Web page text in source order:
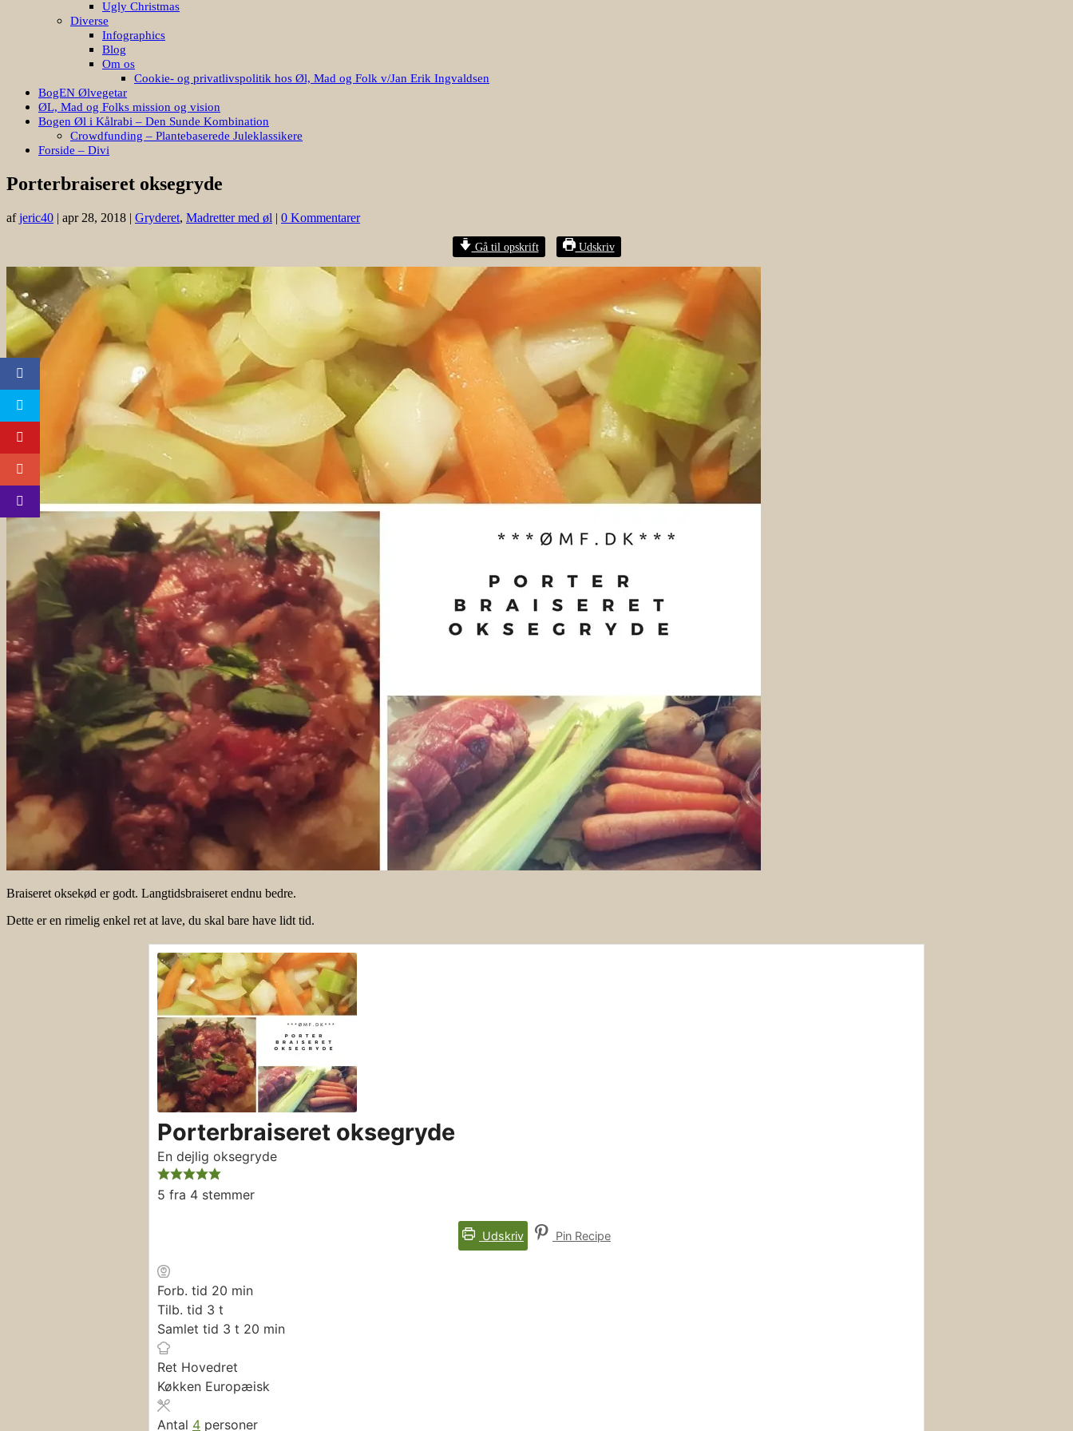
Ugly Christmas
Diverse
Infographics
Blog
Om os
Cookie- og privatlivspolitik hos Øl, Mad og Folk v/Jan Erik Ingvaldsen
BogEN Ølvegetar
ØL, Mad og Folks mission og vision
Bogen Øl i Kålrabi – Den Sunde Kombination
Crowdfunding – Plantebaserede Juleklassikere
Forside – Divi
Porterbraiseret oksegryde
afjeric40 | apr 28, 2018 | Gryderet, Madretter med øl | 0 Kommentarer
Gå til opskrift Udskriv
Braiseret oksekød er godt. Langtidsbraiseret endnu bedre.
Dette er en rimelig enkel ret at lave, du skal bare have lidt tid.
Porterbraiseret oksegryde
En dejlig oksegryde
5 fra 4 stemmer
Udskriv Pin Recipe
Forb. tid 20 minutter
min
Tilb. tid 3 timer
t
Samlet tid 3 timer
t 20 minutter
min
Ret Hovedret
Køkken Europæisk
Antal 4 personer